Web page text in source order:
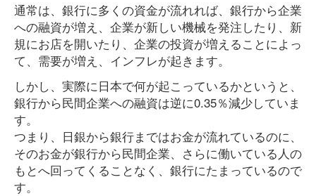
通常は、銀行に多くの資金が流れれば、銀行から企業
への融資が増え、企業が新しい機械を発注したり、新
規にお店を開いたり、企業の投資が増えることによっ
て、需要が増え、インフレが起きます。
しかし、実際に日本で何が起こっているかというと、
銀行から民間企業への融資は逆に0.35％減少していま
す。
つまり、日銀から銀行まではお金が流れているのに、
そのお金が銀行から民間企業、さらに働いている人の
もとへ回ってくることなく、銀行にたまっているので
す。